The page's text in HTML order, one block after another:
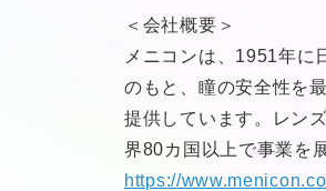
＜会社概要＞
メニコンは、1951年に
のもと、瞳の安全性を
提供しています。レン
界80カ国以上で事業を
https://